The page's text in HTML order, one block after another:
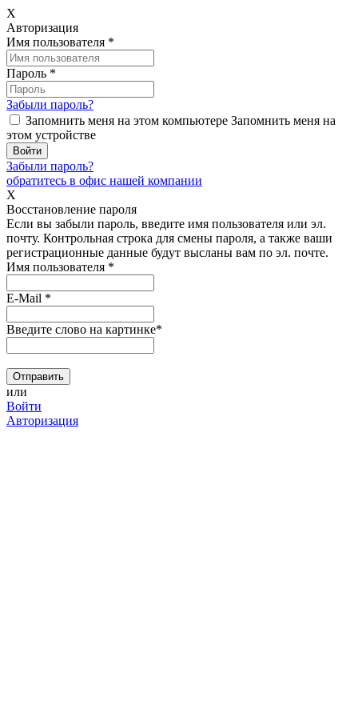
X
Авторизация
Имя пользователя *
Пароль *
Забыли пароль?
Запомнить меня на этом компьютере Запомнить меня на
этом устройстве
Забыли пароль?
обратитесь в офис нашей компании
X
Восстановление пароля
Если вы забыли пароль, введите имя пользователя или эл.
почту. Контрольная строка для смены пароля, а также ваши
регистрационные данные будут высланы вам по эл. почте.
Имя пользователя *
E-Mail *
Введите слово на картинке*
или
Войти
Авторизация